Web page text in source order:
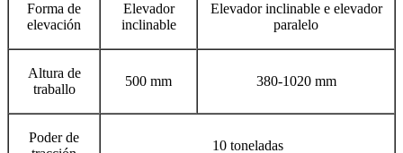
Forma de
elevación
Elevador
inclinable
Elevador inclinable e elevador
paralelo
Altura de
traballo
500 mm 380-1020 mm
Poder de
10 toneladas